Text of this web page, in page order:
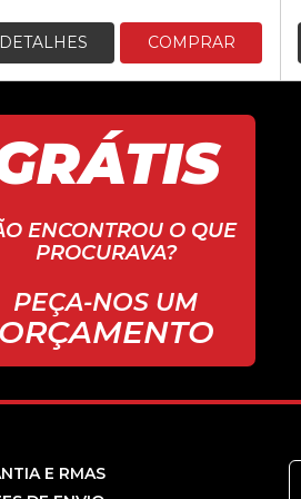
DETALHES COMPRAR
ENCONTROU O QUE
PROCURAVA?
PEÇA-NOS UM
ORÇAMENTO
E RMAS